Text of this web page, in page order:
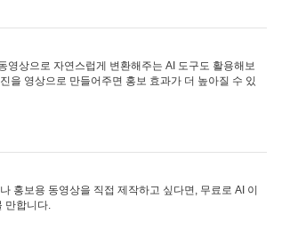
영상으로 자연스럽게 변환해주는 AI 도구도 활용해보
을 영상으로 만들어주면 홍보 효과가 더 높아질 수 있
홍보용 동영상을 직접 제작하고 싶다면, 무료로 AI 이
만합니다.